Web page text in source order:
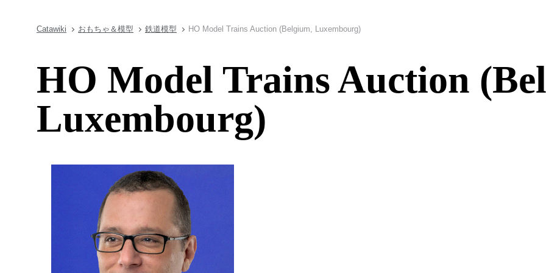
Catawiki おもちゃ＆模型 鉄道模型 HO Model Trains Auction (Belgium, Luxembourg)
HO Model Trains Auction
Luxembourg)